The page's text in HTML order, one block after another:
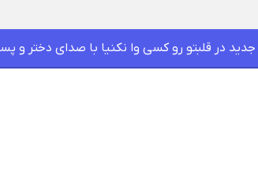
در قلبتو رو کسی وا نکنیا با صدای دختر و